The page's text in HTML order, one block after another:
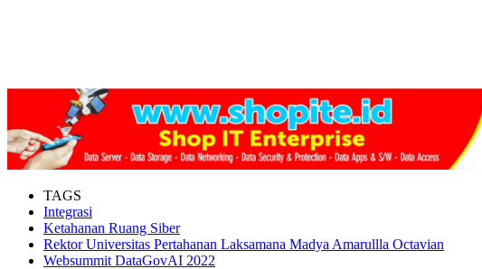
TAGS
Integrasi
Ketahanan Ruang Siber
Rektor Universitas Pertahanan Laksamana Madya Amarullla Octavian
Websummit DataGovAI 2022